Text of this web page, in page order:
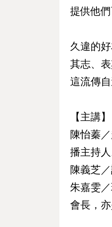
提供他
久違的
其志、
這流傳
【主講】
陳怡蓁
播主持人
陳義芝
朱嘉雯
會長，